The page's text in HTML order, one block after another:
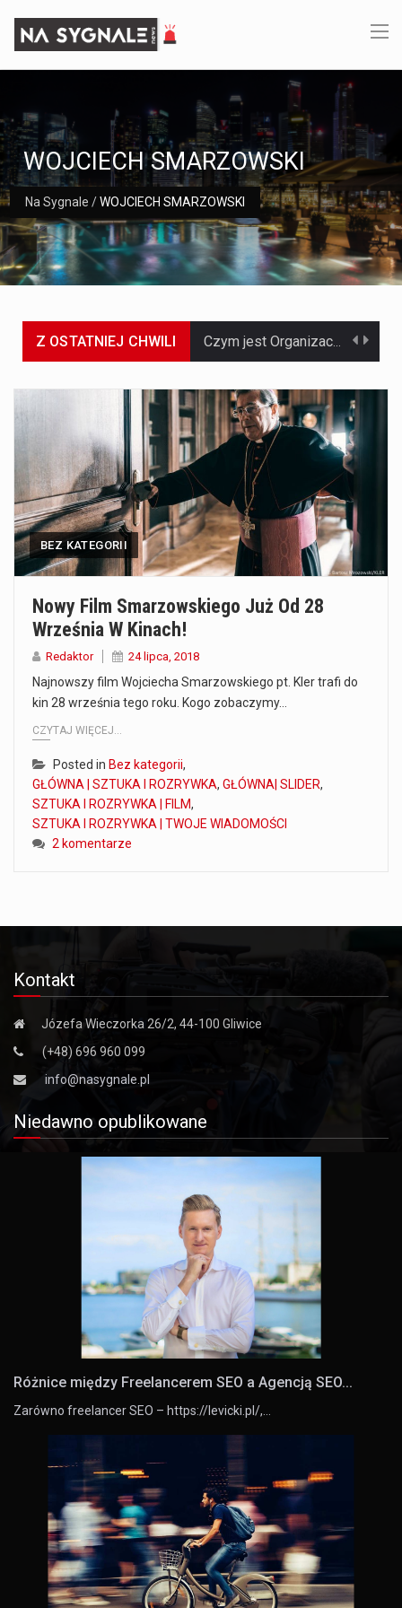
Na Sygnale /WOJCIECH SMARZOWSKI
WOJCIECH SMARZOWSKI
Z OSTATNIEJ CHWILI Czym jest Organizacja Traktatu Północnoatlantyckiego? Organizacja Traktatu Północnoatlantyckiego, powszechnie znana jako NATO, to międzynarodowy sojusz polityczno-wojskowy, który powstał 4 kwietnia 1949 roku. Został założony przez…
Co to jest prognoza pogody na 14 dni? Prognoza pogody na 14 dni to niezwykle cenne narzędzie, które dostarcza szczegółowych informacji o długoterminowych warunkach atmosferycznych…
Co to jest cyberbezpieczeństwo w sieci? Cyberbezpieczeństwo w Internecie stanowi istotny element ochrony systemów informacyjnych. Jego zasadniczym celem jest zabezpieczenie przed różnorodnymi cyberzagrożeniami oraz ryzykiem,…
BEZ KATEGORII
Nowy Film Smarzowskiego Już Od 28
Września W Kinach!
Redaktor 24 lipca, 2018
Najnowszy film Wojciecha Smarzowskiego pt. Kler trafi do
kin 28 września tego roku. Kogo zobaczymy…
CZYTAJ WIĘCEJ...
Posted in Bez kategorii,
GŁÓWNA | SZTUKA I ROZRYWKA, GŁÓWNA| SLIDER,
SZTUKA I ROZRYWKA | FILM,
SZTUKA I ROZRYWKA | TWOJE WIADOMOŚCI
2 komentarze
Kontakt
Józefa Wieczorka 26/2, 44-100 Gliwice
(+48) 696 960 099
info@nasygnale.pl
Niedawno opublikowane
Różnice między Freelancerem SEO a Agencją SEO...
Zarówno freelancer SEO – https://levicki.pl/,…